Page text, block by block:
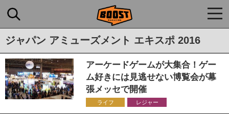
ジャパン アミューズメント エキスポ 2016
アーケードゲームが大集合！ゲー
ム好きには見逃せない博覧会が幕
張メッセで開催
ライフ レジャー